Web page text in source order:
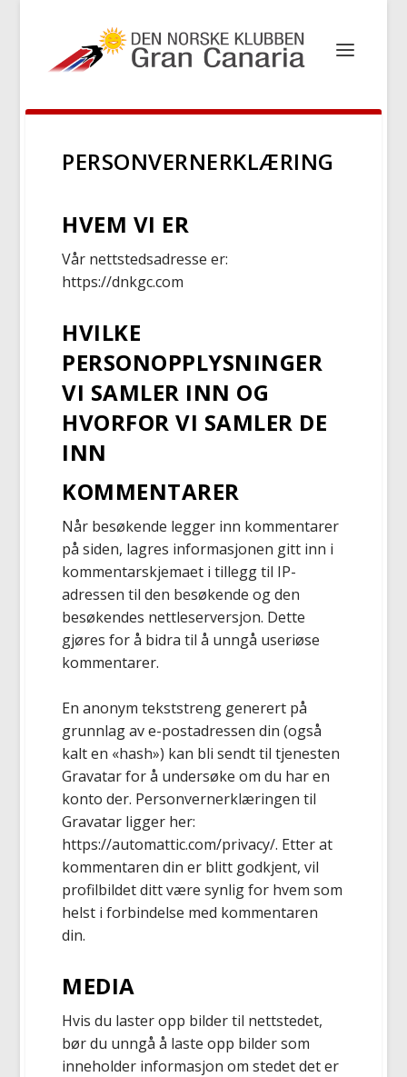
PERSONVERNERKLÆRING
HVEM VI ER
Vår nettstedsadresse er:
https://dnkgc.com
HVILKE
PERSONOPPLYSNINGER
VI SAMLER INN OG
HVORFOR VI SAMLER DE
INN
KOMMENTARER
Når besøkende legger inn kommentarer
på siden, lagres informasjonen gitt inn i
kommentarskjemaet i tillegg til IP-
adressen til den besøkende og den
besøkendes nettleserversjon. Dette
gjøres for å bidra til å unngå useriøse
kommentarer.
En anonym tekststreng generert på
grunnlag av e-postadressen din (også
kalt en «hash») kan bli sendt til tjenesten
Gravatar for å undersøke om du har en
konto der. Personvernerklæringen til
Gravatar ligger her:
https://automattic.com/privacy/. Etter at
kommentaren din er blitt godkjent, vil
profilbildet ditt være synlig for hvem som
helst i forbindelse med kommentaren
din.
MEDIA
Hvis du laster opp bilder til nettstedet,
bør du unngå å laste opp bilder som
inneholder informasjon om stedet det er